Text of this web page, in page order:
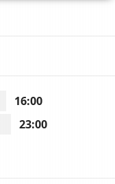
16:00
23:00